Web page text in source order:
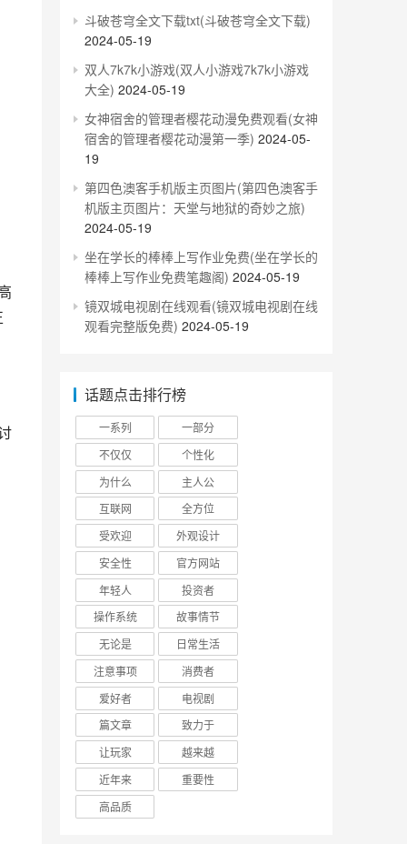
斗破苍穹全文下载txt(斗破苍穹全文下载)
2024-05-19
双人7k7k小游戏(双人小游戏7k7k小游戏
大全) 2024-05-19
女神宿舍的管理者樱花动漫免费观看(女神
宿舍的管理者樱花动漫第一季) 2024-05-
19
第四色澳客手机版主页图片(第四色澳客手
机版主页图片：天堂与地狱的奇妙之旅)
2024-05-19
坐在学长的棒棒上写作业免费(坐在学长的
棒棒上写作业免费笔趣阁) 2024-05-19
镜双城电视剧在线观看(镜双城电视剧在线
观看完整版免费) 2024-05-19
话题点击排行榜
一系列
一部分
不仅仅
个性化
为什么
主人公
互联网
全方位
受欢迎
外观设计
安全性
官方网站
年轻人
投资者
操作系统
故事情节
无论是
日常生活
注意事项
消费者
爱好者
电视剧
篇文章
致力于
让玩家
越来越
近年来
重要性
高品质